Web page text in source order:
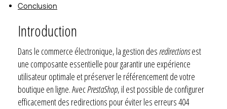
Conclusion
Introduction
Dans le commerce électronique, la gestion des redirectionsest
une composante essentielle pour garantir une expérience
utilisateur optimale et préserver le référencement de votre
boutique en ligne. AvecPrestaShop, il est possible de configurer
efficacement des redirections pour éviter les erreurs 404